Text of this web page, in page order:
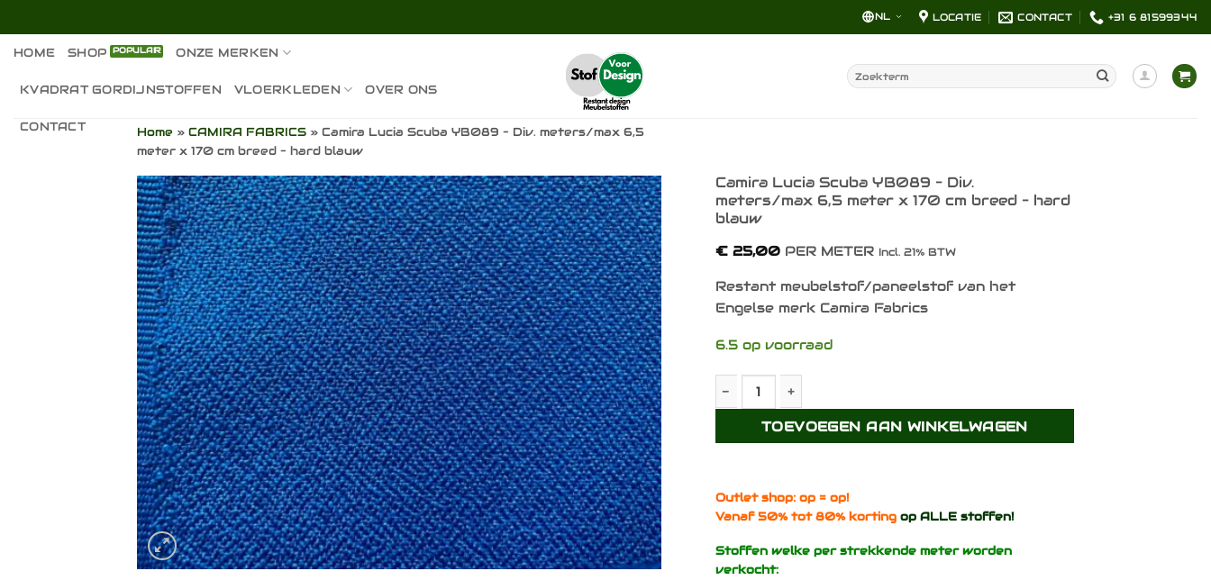
inhoud
NL LOCATIE CONTACT +31 6 81599344
HOME SHOP ONZE MERKEN
KVADRAT GORDIJNSTOFFEN VLOERKLEDEN OVER ONS
CONTACT
Zoeken
naar:
Home » CAMIRA FABRICS » Camira Lucia Scuba YB089 – Div. meters/max 6,5
meter x 170 cm breed – hard blauw
Toevoegen
aan
verlanglijst
Camira Lucia Scuba YB089 – Div.
meters/max 6,5 meter x 170 cm breed – hard
blauw
€25,00PER METER Incl. 21% BTW
Restant meubelstof/paneelstof van het
Engelse merk Camira Fabrics
6.5 op voorraad
Camira Lucia Scuba YB089 - Div. meters/max 6,5 meter x 170 cm
TOEVOEGEN AAN WINKELWAGEN
Outlet shop: op = op!
Vanaf 50% tot 80% korting op ALLE stoffen!
Stoffen welke per strekkende meter worden
verkocht: